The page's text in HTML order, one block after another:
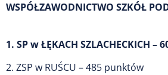
WSPÓŁZAWODNICTWO SZKÓŁ
1. SP w ŁĘKACH SZLACHECKICH –
2. ZSP w RUŚCU – 485 punktów